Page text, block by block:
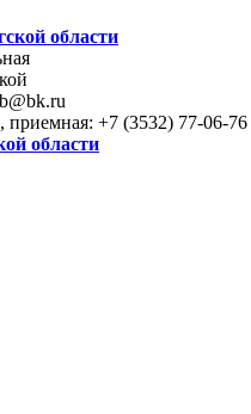
области
приемная: +7 (3532) 77-06-76
области